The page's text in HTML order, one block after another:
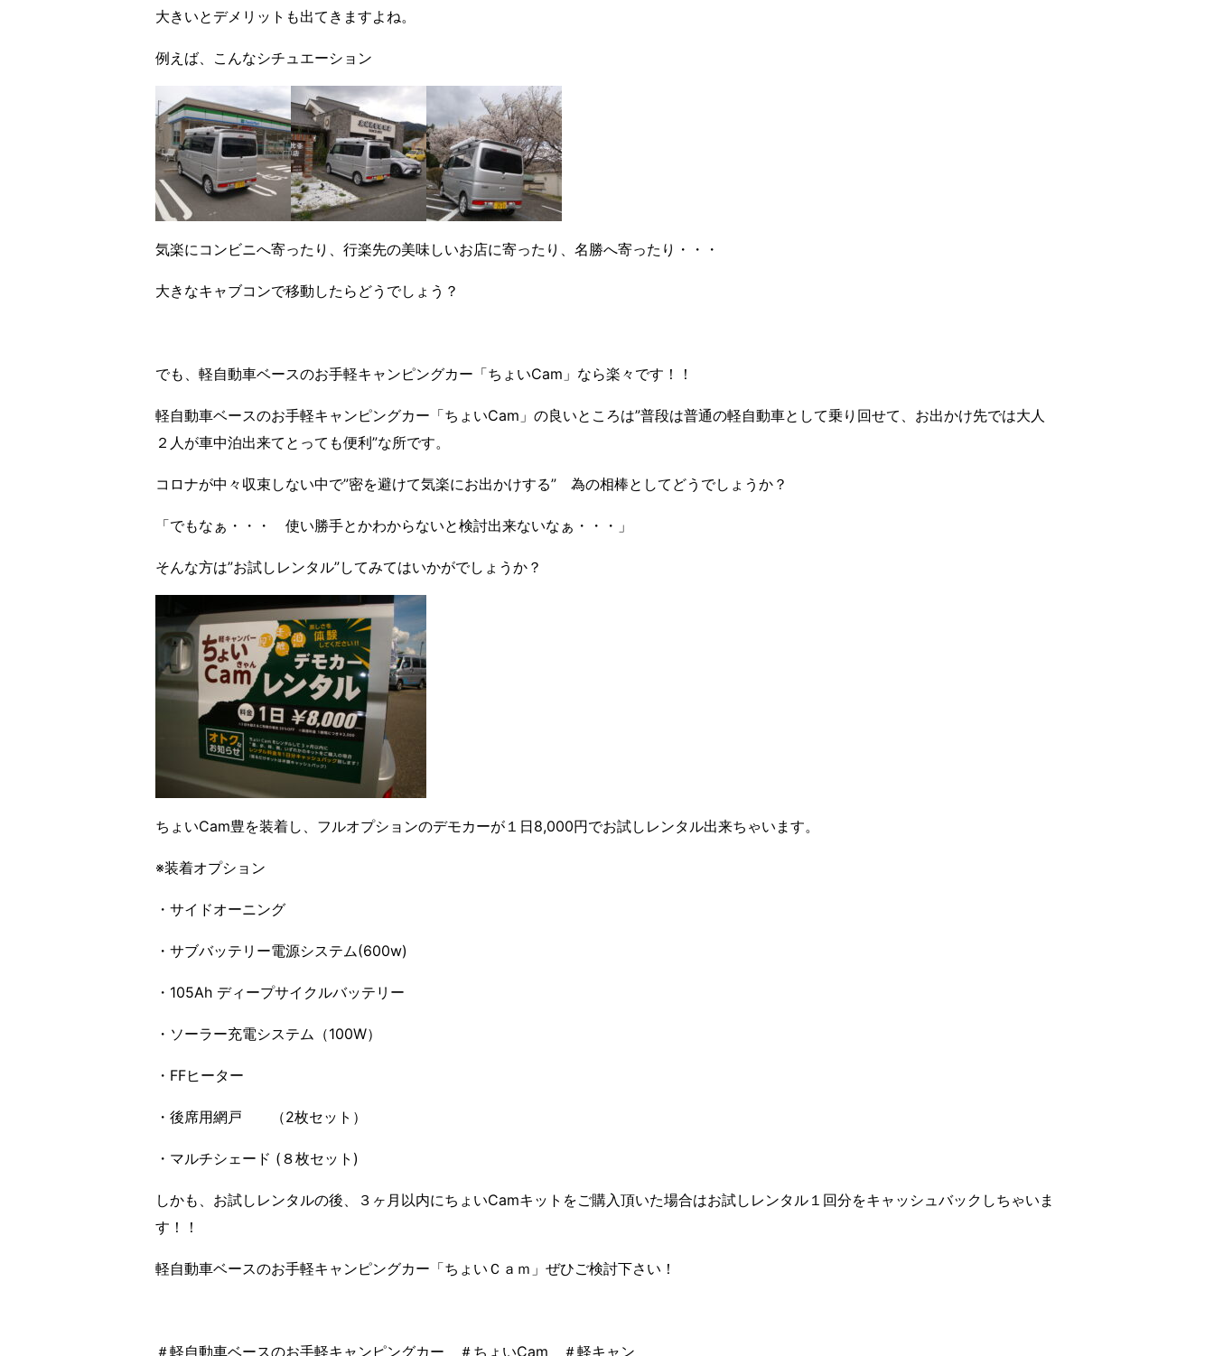
大きいとデメリットも出てきますよね。
例えば、こんなシチュエーション
気楽にコンビニへ寄ったり、行楽先の美味しいお店に寄ったり、名勝へ寄ったり・・・
大きなキャブコンで移動したらどうでしょう？
でも、軽自動車ベースのお手軽キャンピングカー「ちょいCam」なら楽々です！！
軽自動車ベースのお手軽キャンピングカー「ちょいCam」の良いところは”普段は普通の軽自動車として乗り回せて、お出かけ先では大人
２人が車中泊出来てとっても便利”な所です。
コロナが中々収束しない中で”密を避けて気楽にお出かけする” 為の相棒としてどうでしょうか？
「でもなぁ・・・ 使い勝手とかわからないと検討出来ないなぁ・・・」
そんな方は”お試しレンタル”してみてはいかがでしょうか？
ちょいCam豊を装着し、フルオプションのデモカーが１日8,000円でお試しレンタル出来ちゃいます。
※装着オプション
・サイドオーニング
・サブバッテリー電源システム(600w)
・105Ah ディープサイクルバッテリー
・ソーラー充電システム（100W）
・FFヒーター
・後席用網戸 （2枚セット）
・マルチシェード (８枚セット)
しかも、お試しレンタルの後、３ヶ月以内にちょいCamキットをご購入頂いた場合はお試しレンタル１回分をキャッシュバックしちゃいま
す！！
軽自動車ベースのお手軽キャンピングカー「ちょいＣａｍ」ぜひご検討下さい！
＃軽自動車ベースのお手軽キャンピングカー ＃ちょいCam ＃軽キャン